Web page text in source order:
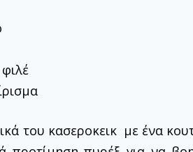
του κασεροκεικ με ένα